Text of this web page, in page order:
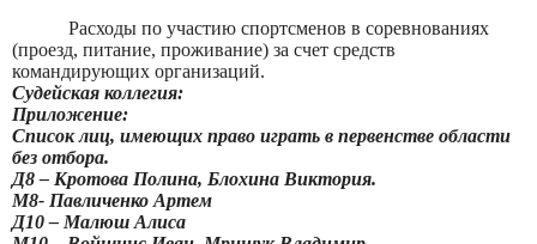
Расходы по участию спортсменов в соревнованиях
(проезд, питание, проживание) за счет средств
командирующих организаций.
Судейская коллегия:
Приложение:
Список лиц, имеющих право играть в первенстве области
без отбора.
Д8 – Кротова Полина, Блохина Виктория.
М8- Павличенко Артем
Д10 – Малюш Алиса